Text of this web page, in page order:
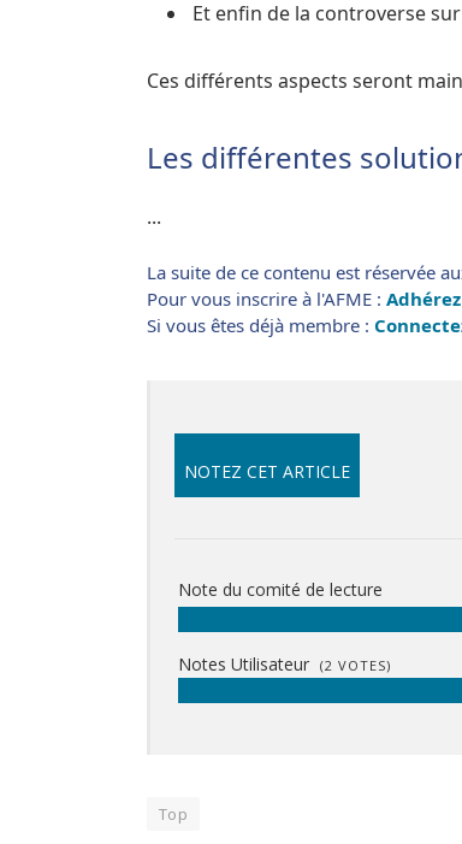
Et enfin de la controverse
Ces différents aspects seront
Les différentes
...
La suite de ce contenu est réservée
Pour vous inscrire à l'AFME :
Si vous êtes déjà membre :
NOTEZ CET ARTICLE
Note du comité de lecture
Notes Utilisateur (2 VOTES)
Top